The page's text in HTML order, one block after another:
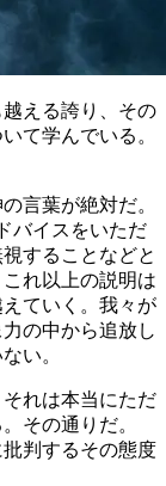
える誇り、その
て学んでいる。
言葉が絶対だ。
バイスをいただ
することなどと
れ以上の説明は
ていく。我々が
の中から追放し
い。
れは本当にただ
その通りだ。
判するその態度